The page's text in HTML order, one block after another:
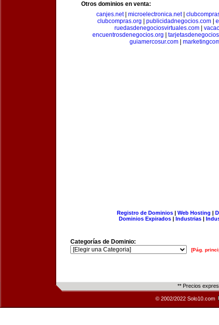
Otros dominios en venta:
canjes.net| microelectronica.net|
clubcompras.org
publicidadnegocios.com
ruedasdenegociosvirtuales.com|
encuentrosdenegocios.org
guiamercosur.com
Registro de Dominios| Web Hosting |
Dominios Expirados | Industrias |
Categorías de Dominio:
[Pág.
** Precios
© 2002/2022 Solo10.com